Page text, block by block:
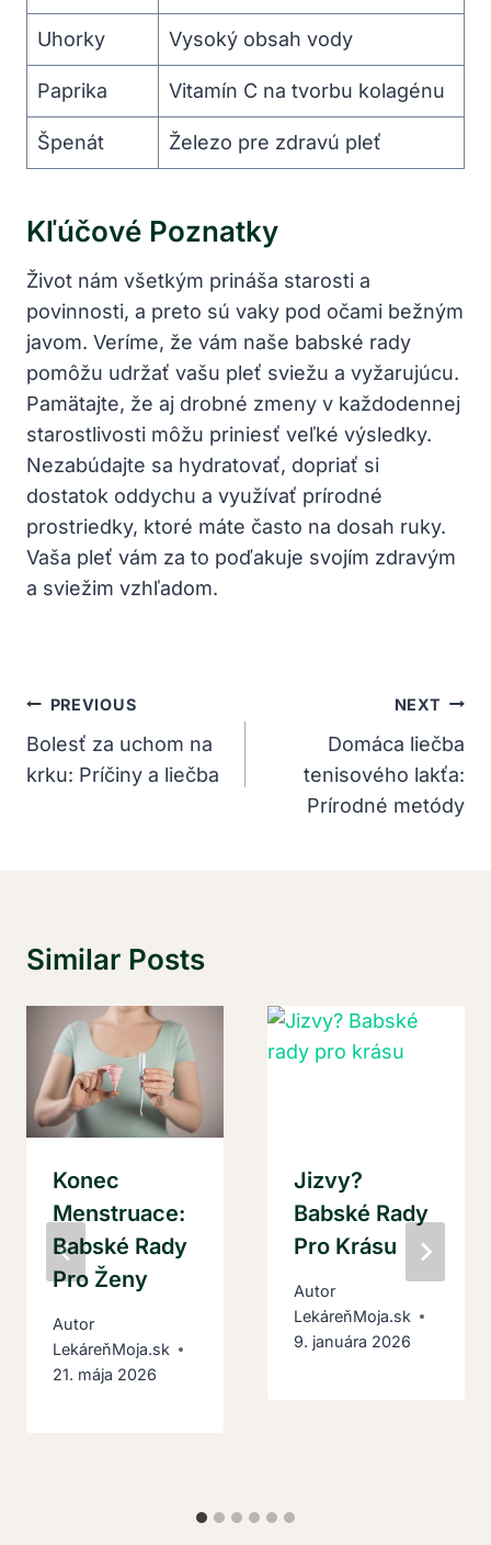
Uhorky Vysoký obsah vody
Paprika Vitamín C na tvorbu kolagénu
Špenát Železo pre zdravú pleť
Kľúčové Poznatky
Život ‌nám všetkým prináša starosti ⁢a
povinnosti, a preto sú vaky pod ​očami bežným
javom. Veríme, že vám naše babské rady
pomôžu udržať vašu pleť⁣ sviežu a vyžarujúcu.
Pamätajte, že aj drobné zmeny v každodennej
starostlivosti môžu priniesť‌ veľké výsledky.‍
Nezabúdajte sa hydratovať, dopriať si
dostatok oddychu a využívať prírodné
prostriedky, ktoré⁣ máte často na dosah⁣ ruky.
Vaša pleť vám za to poďakuje svojím zdravým
a sviežim vzhľadom.
Navigácia
V
Článku
PREVIOUS
Bolesť za uchom na
krku: Príčiny a liečba
NEXT
Domáca liečba
tenisového lakťa:
Prírodné metódy
Similar Posts
Konec
Menstruace:
Babské Rady
Pro Ženy
Autor
LekáreňMoja.sk
21. mája 2026
Jizvy?
Babské Rady
Pro Krásu
Autor
LekáreňMoja.sk
9. januára 2026